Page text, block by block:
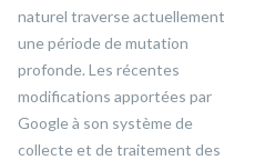
naturel traverse actuellement
une période de mutation
profonde. Les récentes
modifications apportées par
Google à son système de
collecte et de traitement des